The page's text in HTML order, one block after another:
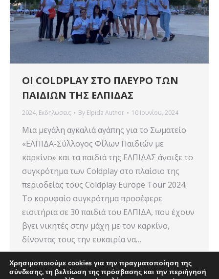
ΟΙ COLDPLAY ΣΤΟ ΠΛΕΥΡΟ ΤΩΝ
ΠΑΙΔΙΩΝ ΤΗΣ ΕΛΠΙΔΑΣ
2024, Εκδηλώσεις By Elpida Author 10 Ιουνίου, 2024
Μια μεγάλη αγκαλιά αγάπης για το Σωματείο
«ΕΛΠΙΔΑ-Σύλλογος Φίλων Παιδιών με
καρκίνο» και τα παιδιά της ΕΛΠΙΔΑΣ άνοιξε το
συγκρότημα των Coldplay στο πλαίσιο της
περιοδείας τους Coldplay Europe Tour 2024.
Το κορυφαίο συγκρότημα προσέφερε
εισιτήρια σε 30 παιδιά του ΕΛΠΙΔΑ, που έχουν
βγει νικητές στην μάχη με τον καρκίνο,
δίνοντας τους την ευκαιρία να…
Χρησιμοποιούμε cookies για την πραγματοποίηση της
σύνδεσης, τη βελτίωση της πρόσβασης και την περιήγησή